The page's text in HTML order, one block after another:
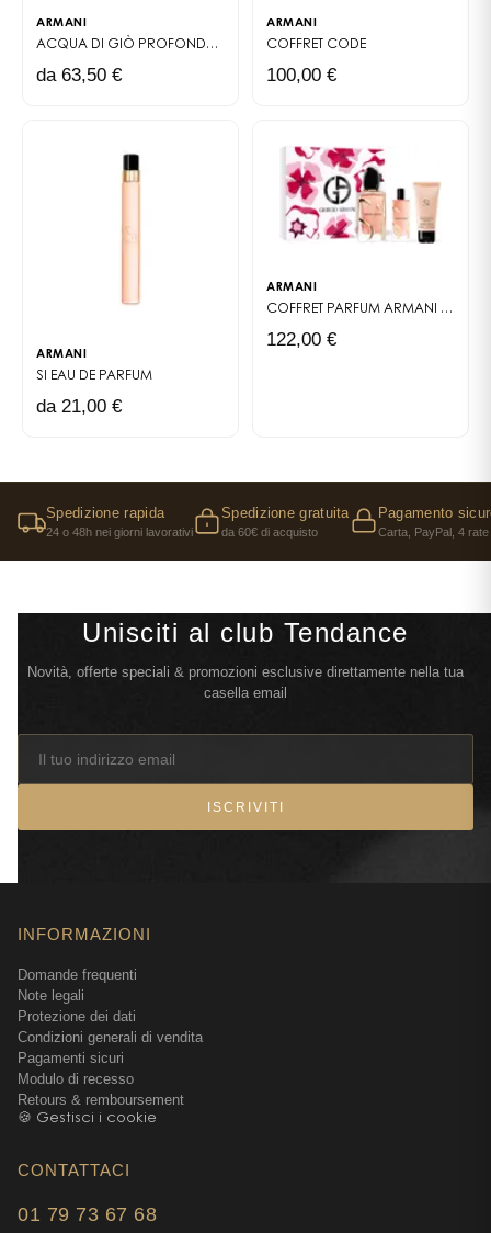
ARMANI
ACQUA DI GIÒ PROFONDO EAU DE TOILETTE
da 63,50 €
ARMANI
COFFRET CODE
100,00 €
ARMANI
SI EAU DE PARFUM
da 21,00 €
ARMANI
COFFRET PARFUM ARMANI SI INTENSE
122,00 €
Spedizione rapida
24 o 48h nei giorni lavorativi
Spedizione gratuita
da 60€ di acquisto
Pagamento
Carta, PayPal, 4
Unisciti al club Tendance
Novità, offerte speciali & promozioni esclusive direttamente nella tua
casella email
ISCRIVITI
INFORMAZIONI
Domande frequenti
Note legali
Protezione dei dati
Condizioni generali di vendita
Pagamenti sicuri
Modulo di recesso
Retours & remboursement
🍪 Gestisci i cookie
CONTATTACI
01 79 73 67 68